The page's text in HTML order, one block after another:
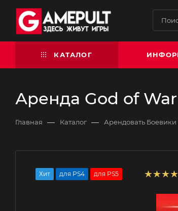
КАТАЛОГ
Аренда God of
Главная — Каталог — Арендовать
Хит для PS4 для PS5